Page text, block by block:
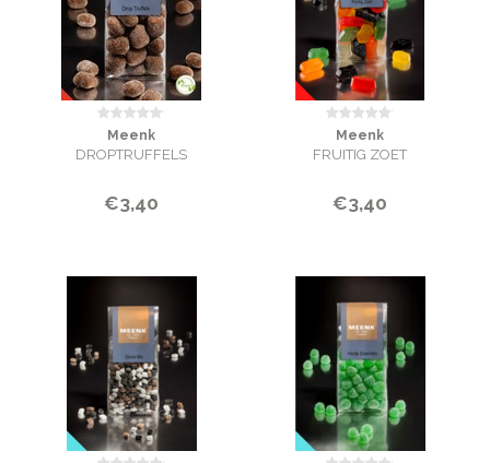
Meenk
DROPTRUFFELS
€3,40
Meenk
FRUITIG ZOET
€3,40